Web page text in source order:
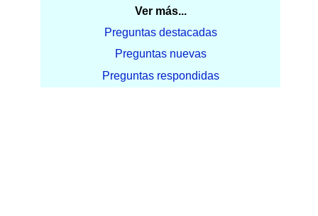
Ver más...
Preguntas destacadas
Preguntas nuevas
Preguntas respondidas